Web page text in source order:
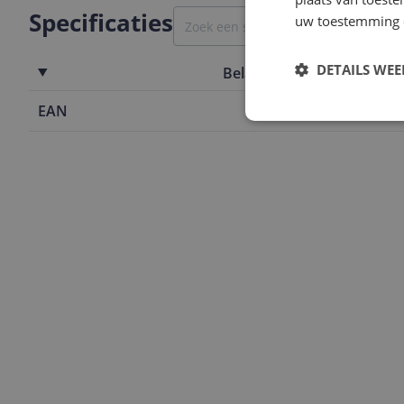
Specificaties
Belangrijkste kenmerken
EAN
uw
DETAILS